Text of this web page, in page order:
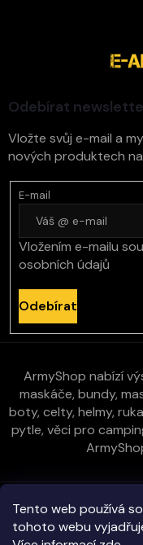
Tento web používá
tohoto webu
Odebírat
Vložte svůj e-mail a
nových produktech
E-mail
Vložením e-mailu
osobních údajů
Odebírat
ArmyShop nabízí
maskáče, bundy,
boty, celty, helmy,
pytle, věci pro
Zákaznická péče